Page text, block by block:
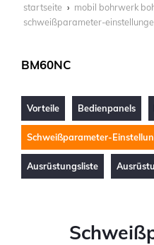
startseite mobil bohrwerk
schweißparameter-
BM60NC
Vorteile Bedienpanels
Schweißparameter-
Ausrüstungsliste